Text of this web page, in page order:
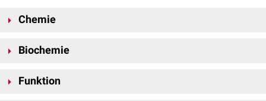
Chemie
molare Massebeträgt 221,21 g/
Biochemie
Threoninrestevon
Funktion